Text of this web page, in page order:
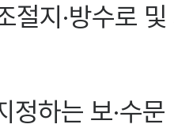
절지·방수로
정하는 보·수